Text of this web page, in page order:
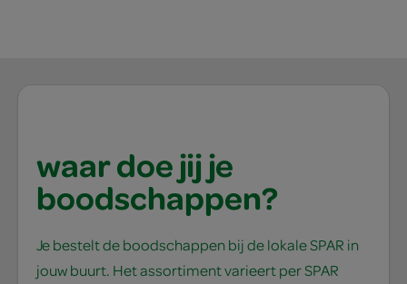
waar doe jij je
boodschappen?
Je bestelt de boodschappen bij de lokale SPAR in
jouw buurt. Het assortiment varieert per SPAR